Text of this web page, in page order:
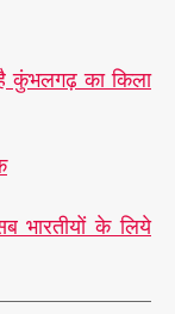
कुंभलगढ़ का किला
भारतीयों के लिये